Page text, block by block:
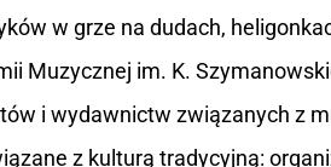
w grze na dudach,
Muzycznej im. K.
i wydawnictw związanych z
z kulturą tradycyjną: